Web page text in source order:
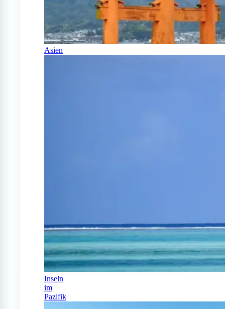
Asien
Inseln
im
Pazifik